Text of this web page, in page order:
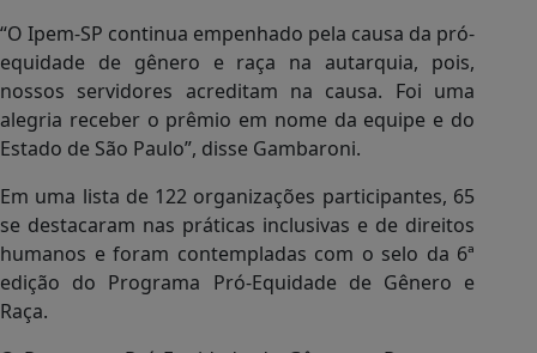
“O Ipem-SP continua empenhado pela causa da pró-
equidade de gênero e raça na autarquia, pois,
nossos servidores acreditam na causa. Foi uma
alegria receber o prêmio em nome da equipe e do
Estado de São Paulo”, disse Gambaroni.
Em uma lista de 122 organizações participantes, 65
se destacaram nas práticas inclusivas e de direitos
humanos e foram contempladas com o selo da 6ª
edição do Programa Pró-Equidade de Gênero e
Raça.